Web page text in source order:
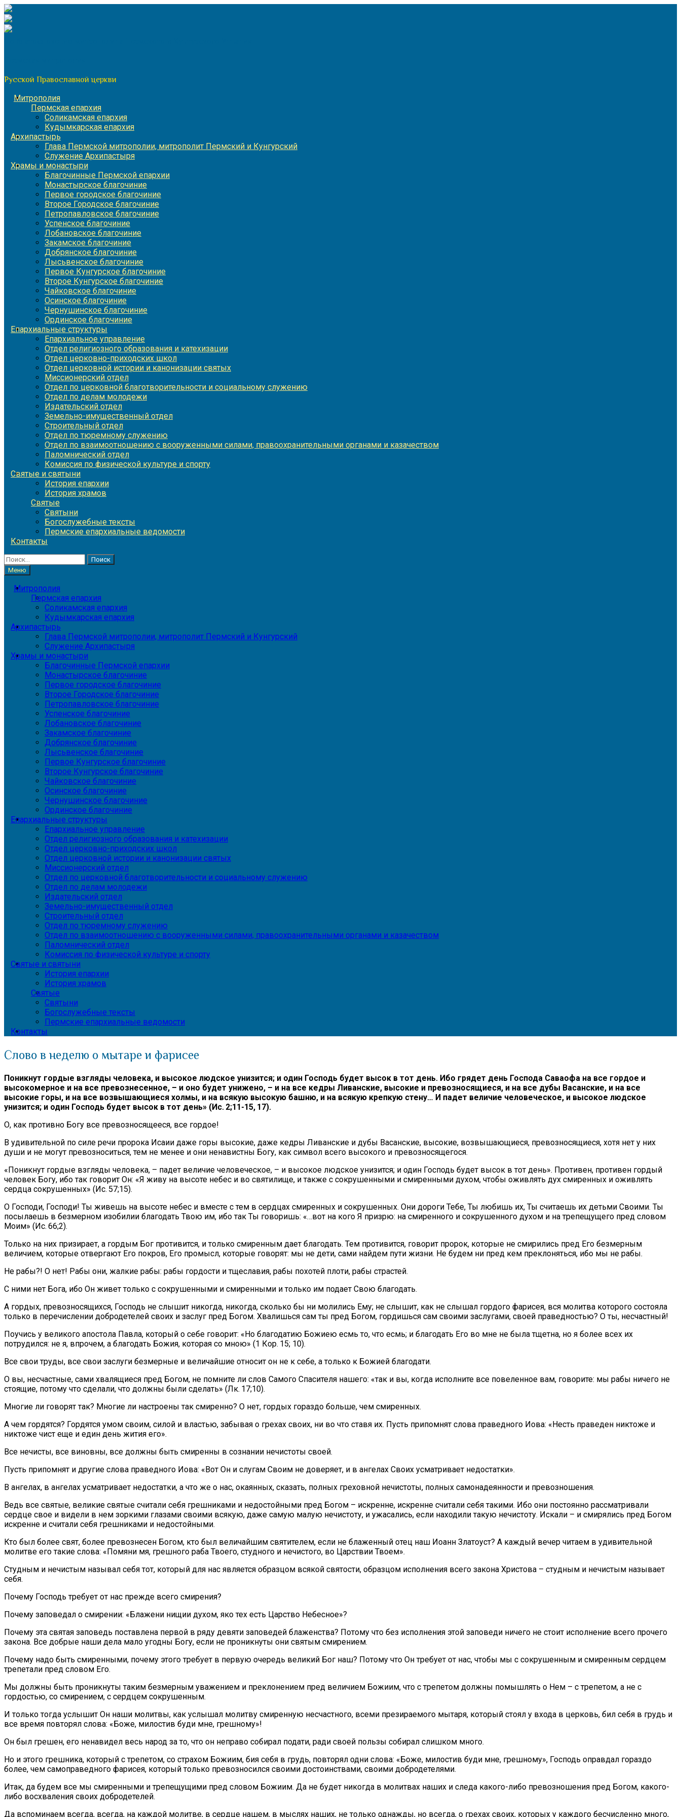
Перейти
к
содержимому
Русской Православной церкви
Митрополия
Пермская епархия
Соликамская епархия
Кудымкарская епархия
Архипастырь
Глава Пермской митрополии, митрополит Пермский и Кунгурский
Служение Архипастыря
Храмы и монастыри
Благочинные Пермской епархии
Монастырское благочиние
Первое городское благочиние
Второе Городское благочиние
Петропавловское благочиние
Успенское благочиние
Лобановское благочиние
Закамское благочиние
Добрянское благочиние
Лысьвенское благочиние
Первое Кунгурское благочиние
Второе Кунгурское благочиние
Чайковское благочиние
Осинское благочиние
Чернушинское благочиние
Ординское благочиние
Епархиальные структуры
Епархиальное управление
Отдел религиозного образования и катехизации
Отдел церковно-приходских школ
Отдел церковной истории и канонизации святых
Миссионерский отдел
Отдел по церковной благотворительности и социальному служению
Отдел по делам молодежи
Издательский отдел
Земельно-имущественный отдел
Строительный отдел
Отдел по тюремному служению
Отдел по взаимоотношению с вооруженными силами, правоохранительными органами и казачеством
Паломнический отдел
Комиссия по физической культуре и спорту
Святые и святыни
История епархии
История храмов
Святые
Святыни
Богослужебные тексты
Пермские епархиальные ведомости
Контакты
Найти:
Меню
Митрополия
Пермская епархия
Соликамская епархия
Кудымкарская епархия
Архипастырь
Глава Пермской митрополии, митрополит Пермский и Кунгурский
Служение Архипастыря
Храмы и монастыри
Благочинные Пермской епархии
Монастырское благочиние
Первое городское благочиние
Второе Городское благочиние
Петропавловское благочиние
Успенское благочиние
Лобановское благочиние
Закамское благочиние
Добрянское благочиние
Лысьвенское благочиние
Первое Кунгурское благочиние
Второе Кунгурское благочиние
Чайковское благочиние
Осинское благочиние
Чернушинское благочиние
Ординское благочиние
Епархиальные структуры
Епархиальное управление
Отдел религиозного образования и катехизации
Отдел церковно-приходских школ
Отдел церковной истории и канонизации святых
Миссионерский отдел
Отдел по церковной благотворительности и социальному служению
Отдел по делам молодежи
Издательский отдел
Земельно-имущественный отдел
Строительный отдел
Отдел по тюремному служению
Отдел по взаимоотношению с вооруженными силами, правоохранительными органами и казачеством
Паломнический отдел
Комиссия по физической культуре и спорту
Святые и святыни
История епархии
История храмов
Святые
Святыни
Богослужебные тексты
Пермские епархиальные ведомости
Контакты
Слово в неделю о мытаре и фарисее
Поникнут гордые взгляды человека, и высокое людское унизится; и один Господь будет высок в тот день. Ибо грядет день Господа Саваофа на все гордое и
высокомерное и на все превознесенное, – и оно будет унижено, – и на все кедры Ливанские, высокие и превозносящиеся, и на все дубы Васанские, и на все
высокие горы, и на все возвышающиеся холмы, и на всякую высокую башню, и на всякую крепкую стену… И падет величие человеческое, и высокое людское
унизится; и один Господь будет высок в тот день» (Ис. 2;11-15, 17).
О, как противно Богу все превозносящееся, все гордое!
В удивительной по силе речи пророка Исаии даже горы высокие, даже кедры Ливанские и дубы Васанские, высокие, возвышающиеся, превозносящиеся, хотя нет у них
души и не могут превозноситься, тем не менее и они ненавистны Богу, как символ всего высокого и превозносящегося.
«Поникнут гордые взгляды человека, – падет величие человеческое, – и высокое людское унизится; и один Господь будет высок в тот день». Противен, противен гордый
человек Богу, ибо так говорит Он: «Я живу на высоте небес и во святилище, и также с сокрушенными и смиренными духом, чтобы оживлять дух смиренных и оживлять
сердца сокрушенных» (Ис. 57;15).
О Господи, Господи! Ты живешь на высоте небес и вместе с тем в сердцах смиренных и сокрушенных. Они дороги Тебе, Ты любишь их, Ты считаешь их детьми Своими. Ты
посылаешь в безмерном изобилии благодать Твою им, ибо так Ты говоришь: «…вот на кого Я призрю: на смиренного и сокрушенного духом и на трепещущего пред словом
Моим» (Ис. 66;2).
Только на них призирает, а гордым Бог противится, и только смиренным дает благодать. Тем противится, говорит пророк, которые не смирились пред Его безмерным
величием, которые отвергают Его покров, Его промысл, которые говорят: мы не дети, сами найдем пути жизни. Не будем ни пред кем преклоняться, ибо мы не рабы.
Не рабы?! О нет! Рабы они, жалкие рабы: рабы гордости и тщеславия, рабы похотей плоти, рабы страстей.
С ними нет Бога, ибо Он живет только с сокрушенными и смиренными и только им подает Свою благодать.
А гордых, превозносящихся, Господь не слышит никогда, никогда, сколько бы ни молились Ему; не слышит, как не слышал гордого фарисея, вся молитва которого состояла
только в перечислении добродетелей своих и заслуг пред Богом. Хвалишься сам ты пред Богом, гордишься сам своими заслугами, своей праведностью? О ты, несчастный!
Поучись у великого апостола Павла, который о себе говорит: «Но благодатию Божиею есмь то, что есмь; и благодать Его во мне не была тщетна, но я более всех их
потрудился: не я, впрочем, а благодать Божия, которая со мною» (1 Кор. 15; 10).
Все свои труды, все свои заслуги безмерные и величайшие относит он не к себе, а только к Божией благодати.
О вы, несчастные, сами хвалящиеся пред Богом, не помните ли слов Самого Спасителя нашего: «так и вы, когда исполните все повеленное вам, говорите: мы рабы ничего не
стоящие, потому что сделали, что должны были сделать» (Лк. 17;10).
Многие ли говорят так? Многие ли настроены так смиренно? О нет, гордых гораздо больше, чем смиренных.
А чем гордятся? Гордятся умом своим, силой и властью, забывая о грехах своих, ни во что ставя их. Пусть припомнят слова праведного Иова: «Несть праведен никтоже и
никтоже чист еще и един день жития его».
Все нечисты, все виновны, все должны быть смиренны в сознании нечистоты своей.
Пусть припомнят и другие слова праведного Иова: «Вот Он и слугам Своим не доверяет, и в ангелах Своих усматривает недостатки».
В ангелах, в ангелах усматривает недостатки, а что же о нас, окаянных, сказать, полных греховной нечистоты, полных самонадеянности и превозношения.
Ведь все святые, великие святые считали себя грешниками и недостойными пред Богом – искренне, искренне считали себя такими. Ибо они постоянно рассматривали
сердце свое и видели в нем зоркими глазами своими всякую, даже самую малую нечистоту, и ужасались, если находили такую нечистоту. Искали – и смирялись пред Богом
искренне и считали себя грешниками и недостойными.
Кто был более свят, более превознесен Богом, кто был величайшим святителем, если не блаженный отец наш Иоанн Златоуст? А каждый вечер читаем в удивительной
молитве его такие слова: «Помяни мя, грешного раба Твоего, студного и нечистого, во Царствии Твоем».
Студным и нечистым называл себя тот, который для нас является образцом всякой святости, образцом исполнения всего закона Христова – студным и нечистым называет
себя.
Почему Господь требует от нас прежде всего смирения?
Почему заповедал о смирении: «Блажени нищии духом, яко тех есть Царство Небесное»?
Почему эта святая заповедь поставлена первой в ряду девяти заповедей блаженства? Потому что без исполнения этой заповеди ничего не стоит исполнение всего прочего
закона. Все добрые наши дела мало угодны Богу, если не проникнуты они святым смирением.
Почему надо быть смиренными, почему этого требует в первую очередь великий Бог наш? Потому что Он требует от нас, чтобы мы с сокрушенным и смиренным сердцем
трепетали пред словом Его.
Мы должны быть проникнуты таким безмерным уважением и преклонением пред величием Божиим, что с трепетом должны помышлять о Нем – с трепетом, а не с
гордостью, со смирением, с сердцем сокрушенным.
И только тогда услышит Он наши молитвы, как услышал молитву смиренную несчастного, всеми презираемого мытаря, который стоял у входа в церковь, бил себя в грудь и
все время повторял слова: «Боже, милостив буди мне, грешному»!
Он был грешен, его ненавидел весь народ за то, что он неправо собирал подати, ради своей пользы собирал слишком много.
Но и этого грешника, который с трепетом, со страхом Божиим, бия себя в грудь, повторял одни слова: «Боже, милостив буди мне, грешному», Господь оправдал гораздо
более, чем самоправедного фарисея, который только превозносился своими достоинствами, своими добродетелями.
Итак, да будем все мы смиренными и трепещущими пред словом Божиим. Да не будет никогда в молитвах наших и следа какого-либо превозношения пред Богом, какого-
либо восхваления своих добродетелей.
Да вспоминаем всегда, всегда, на каждой молитве, в сердце нашем, в мыслях наших, не только однажды, но всегда, о грехах своих, которых у каждого бесчисленно много,